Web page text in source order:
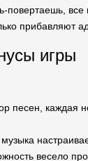
повертаешь, все
прибавляют
игры
песен, каждая
весело